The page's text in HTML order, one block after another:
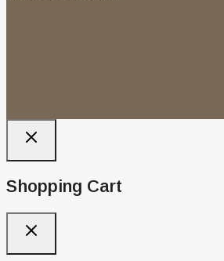
Shopping Cart